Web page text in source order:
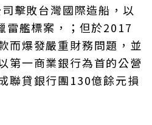
擊敗台灣國際造船，以
雷艦標案，；但於2017
而爆發嚴重財務問題，並
第一商業銀行為首的公營
聯貸銀行團130億餘元損